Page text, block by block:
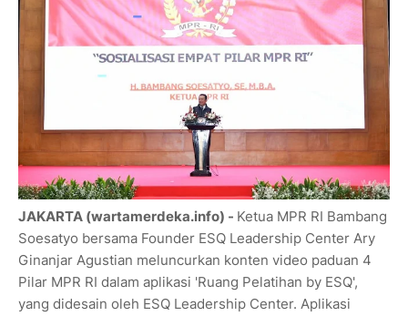
JAKARTA (wartamerdeka.info) - Ketua MPR RI Bambang
Soesatyo bersama Founder ESQ Leadership Center Ary
Ginanjar Agustian meluncurkan konten video paduan 4
Pilar MPR RI dalam aplikasi 'Ruang Pelatihan by ESQ',
yang didesain oleh ESQ Leadership Center. Aplikasi